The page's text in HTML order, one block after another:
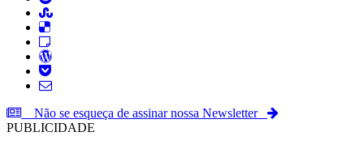
Não se esqueça de assinar nossa Newsletter
PUBLICIDADE